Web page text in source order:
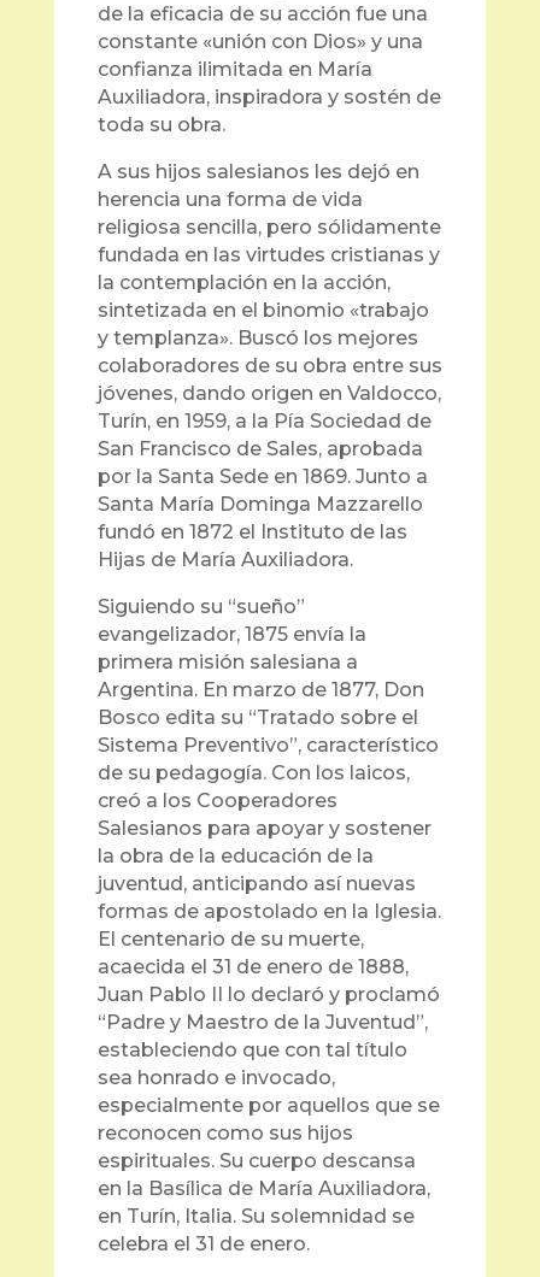
de la eficacia de su acción fue una
constante «unión con Dios» y una
confianza ilimitada en María
Auxiliadora, inspiradora y sostén de
toda su obra.
A sus hijos salesianos les dejó en
herencia una forma de vida
religiosa sencilla, pero sólidamente
fundada en las virtudes cristianas y
la contemplación en la acción,
sintetizada en el binomio «trabajo
y templanza». Buscó los mejores
colaboradores de su obra entre sus
jóvenes, dando origen en Valdocco,
Turín, en 1959, a la Pía Sociedad de
San Francisco de Sales, aprobada
por la Santa Sede en 1869. Junto a
Santa María Dominga Mazzarello
fundó en 1872 el Instituto de las
Hijas de María Auxiliadora.
Siguiendo su “sueño”
evangelizador, 1875 envía la
primera misión salesiana a
Argentina. En marzo de 1877, Don
Bosco edita su “Tratado sobre el
Sistema Preventivo”, característico
de su pedagogía. Con los laicos,
creó a los Cooperadores
Salesianos para apoyar y sostener
la obra de la educación de la
juventud, anticipando así nuevas
formas de apostolado en la Iglesia.
El centenario de su muerte,
acaecida el 31 de enero de 1888,
Juan Pablo II lo declaró y proclamó
“Padre y Maestro de la Juventud”,
estableciendo que con tal título
sea honrado e invocado,
especialmente por aquellos que se
reconocen como sus hijos
espirituales. Su cuerpo descansa
en la Basílica de María Auxiliadora,
en Turín, Italia. Su solemnidad se
celebra el 31 de enero.